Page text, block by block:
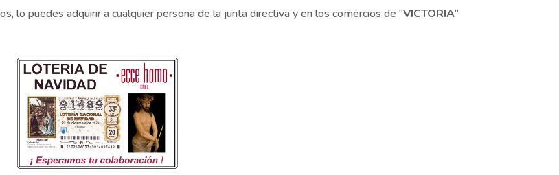
lo puedes adquirir a cualquier persona de la junta directiva y en los comercios de “VICTORIA”